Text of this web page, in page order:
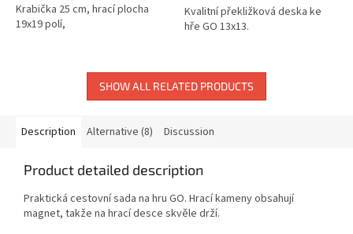
Krabička 25 cm, hrací plocha
19x19 polí,
Kvalitní překližková deska ke
hře GO 13x13.
SHOW ALL RELATED PRODUCTS
Description Alternative (8) Discussion
Product detailed description
Praktická cestovní sada na hru GO. Hrací kameny obsahují
magnet, takže na hrací desce skvěle drží.